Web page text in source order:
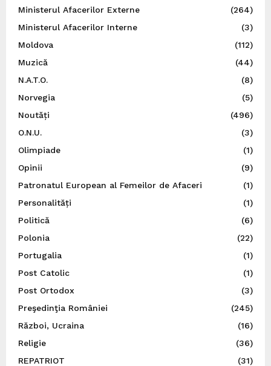
Ministerul Afacerilor Externe
(264)
Ministerul Afacerilor Interne
(3)
Moldova
(112)
Muzică
(44)
N.A.T.O.
(8)
Norvegia
(5)
Noutăți
(496)
O.N.U.
(3)
Olimpiade
(1)
Opinii
(9)
Patronatul European al Femeilor de Afaceri
(1)
Personalități
(1)
Politică
(6)
Polonia
(22)
Portugalia
(1)
Post Catolic
(1)
Post Ortodox
(3)
Preşedinţia României
(245)
Război, Ucraina
(16)
Religie
(36)
REPATRIOT
(31)